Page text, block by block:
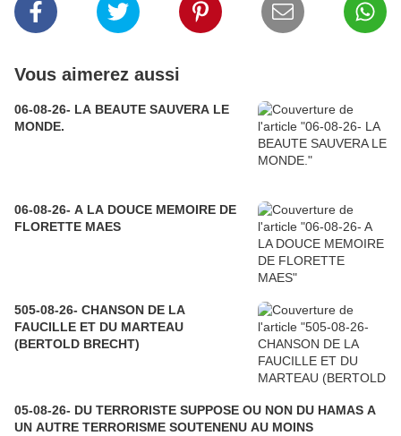
Vous aimerez aussi
06-08-26- LA BEAUTE SAUVERA LE
MONDE.
06-08-26- A LA DOUCE MEMOIRE DE
FLORETTE MAES
505-08-26- CHANSON DE LA
FAUCILLE ET DU MARTEAU
(BERTOLD BRECHT)
05-08-26- DU TERRORISTE SUPPOSE OU NON DU HAMAS A
UN AUTRE TERRORISME SOUTENENU AU MOINS